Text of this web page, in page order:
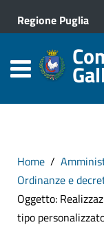
Regione Puglia
Home
Ordinanze e
Oggetto:
tipo